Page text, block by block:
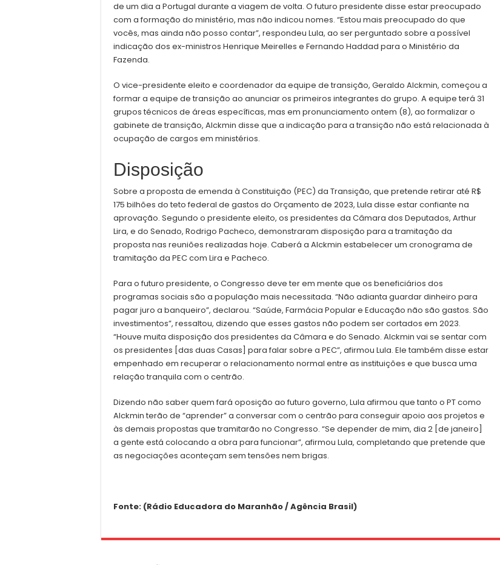
de um dia a Portugal durante a viagem de volta. O futuro presidente disse estar preocupado
com a formação do ministério, mas não indicou nomes. “Estou mais preocupado do que
vocês, mas ainda não posso contar”, respondeu Lula, ao ser perguntado sobre a possível
indicação dos ex-ministros Henrique Meirelles e Fernando Haddad para o Ministério da
Fazenda.
O vice-presidente eleito e coordenador da equipe de transição, Geraldo Alckmin, começou a
formar a equipe de transição ao anunciar os primeiros integrantes do grupo. A equipe terá 31
grupos técnicos de áreas específicas, mas em pronunciamento ontem (8), ao formalizar o
gabinete de transição, Alckmin disse que a indicação para a transição não está relacionada à
ocupação de cargos em ministérios.
Disposição
Sobre a proposta de emenda à Constituição (PEC) da Transição, que pretende retirar até R$
175 bilhões do teto federal de gastos do Orçamento de 2023, Lula disse estar confiante na
aprovação. Segundo o presidente eleito, os presidentes da Câmara dos Deputados, Arthur
Lira, e do Senado, Rodrigo Pacheco, demonstraram disposição para a tramitação da
proposta nas reuniões realizadas hoje. Caberá a Alckmin estabelecer um cronograma de
tramitação da PEC com Lira e Pacheco.
Para o futuro presidente, o Congresso deve ter em mente que os beneficiários dos
programas sociais são a população mais necessitada. “Não adianta guardar dinheiro para
pagar juro a banqueiro”, declarou. “Saúde, Farmácia Popular e Educação não são gastos. São
investimentos”, ressaltou, dizendo que esses gastos não podem ser cortados em 2023.
“Houve muita disposição dos presidentes da Câmara e do Senado. Alckmin vai se sentar com
os presidentes [das duas Casas] para falar sobre a PEC”, afirmou Lula. Ele também disse estar
empenhado em recuperar o relacionamento normal entre as instituições e que busca uma
relação tranquila com o centrão.
Dizendo não saber quem fará oposição ao futuro governo, Lula afirmou que tanto o PT como
Alckmin terão de “aprender” a conversar com o centrão para conseguir apoio aos projetos e
às demais propostas que tramitarão no Congresso. “Se depender de mim, dia 2 [de janeiro]
a gente está colocando a obra para funcionar”, afirmou Lula, completando que pretende que
as negociações aconteçam sem tensões nem brigas.
Fonte: (Rádio Educadora do Maranhão / Agência Brasil)